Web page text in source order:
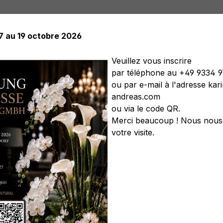
Plantes artificielles Arbres artificiels Soft Flower
artificiels Couronnes artificielles Légumes artificiels
'Motif d'étoiles', Ø 10
au 19 octobre 2026
Veuillez vous inscrire
par téléphone au +49 9334
ou par e-mail à l'adresse
andreas.com
ou via le code QR.
Merci beaucoup ! Nous
votre visite.